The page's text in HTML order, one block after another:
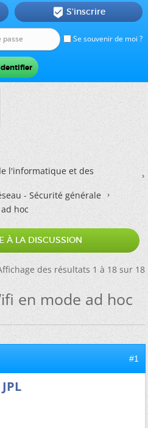
Se souvenir de moi ?
 S'inscrire
l'informatique et des
- Sécurité générale
hoc
À LA DISCUSSION
des résultats 1 à 18 sur 18
en mode ad hoc
#1
JPL